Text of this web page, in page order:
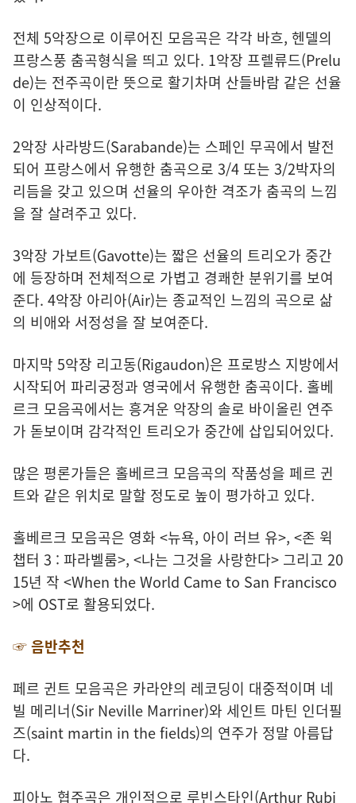
전체 5악장으로 이루어진 모음곡은 각각 바흐, 헨델의
프랑스풍 춤곡형식을 띄고 있다. 1악장 프렐류드(Prelu
de)는 전주곡이란 뜻으로 활기차며 산들바람 같은 선율
이 인상적이다.
2악장 사라방드(Sarabande)는 스페인 무곡에서 발전
되어 프랑스에서 유행한 춤곡으로 3/4 또는 3/2박자의
리듬을 갖고 있으며 선율의 우아한 격조가 춤곡의 느낌
을 잘 살려주고 있다.
3악장 가보트(Gavotte)는 짧은 선율의 트리오가 중간
에 등장하며 전체적으로 가볍고 경쾌한 분위기를 보여
준다. 4악장 아리아(Air)는 종교적인 느낌의 곡으로 삶
의 비애와 서정성을 잘 보여준다.
마지막 5악장 리고동(Rigaudon)은 프로방스 지방에서
시작되어 파리궁정과 영국에서 유행한 춤곡이다. 홀베
르크 모음곡에서는 흥겨운 악장의 솔로 바이올린 연주
가 돋보이며 감각적인 트리오가 중간에 삽입되어있다.
많은 평론가들은 홀베르크 모음곡의 작품성을 페르 귄
트와 같은 위치로 말할 정도로 높이 평가하고 있다.
홀베르크 모음곡은 영화 <뉴욕, 아이 러브 유>, <존 윅
챕터 3 : 파라벨룸>, <나는 그것을 사랑한다> 그리고 20
15년 작 <When the World Came to San Francisco
>에 OST로 활용되었다.
☞ 음반추천
페르 귄트 모음곡은 카라얀의 레코딩이 대중적이며 네
빌 메리너(Sir Neville Marriner)와 세인트 마틴 인더필
즈(saint martin in the fields)의 연주가 정말 아름답
다.
피아노 협주곡은 개인적으로 루빈스타인(Arthur Rubi